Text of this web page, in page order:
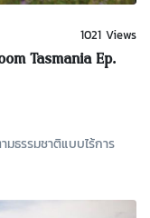
1021 Views
Tasmania Ep.
มธรรมชาติแบบไร้การ